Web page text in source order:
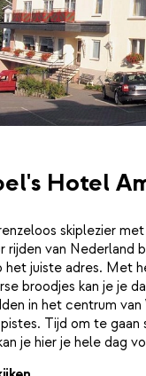
Hotel
skiplezier
rijden van Nederland
het juiste adres. Met
broodjes kan je je
in het centrum
Tijd om te
je hier je hele dag
is het tijd voor wat